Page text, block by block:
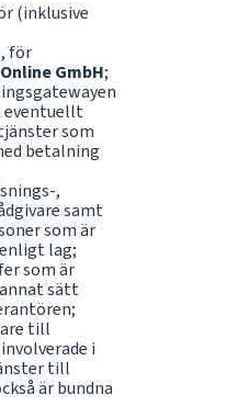
(inklusive
för
GmbH;
eventuellt
som
betalning
,
samt
som är
lag;
som är
sätt
till
i
till
är bundna